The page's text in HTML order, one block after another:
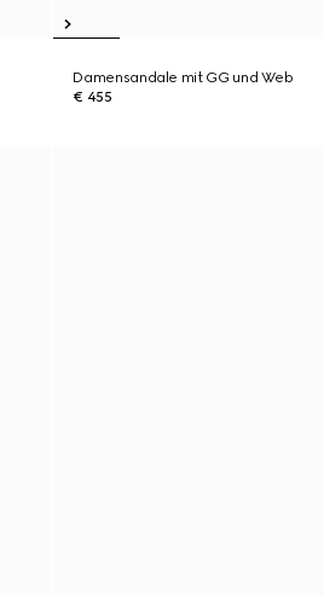
Damensandale mit GG und Web
€ 455